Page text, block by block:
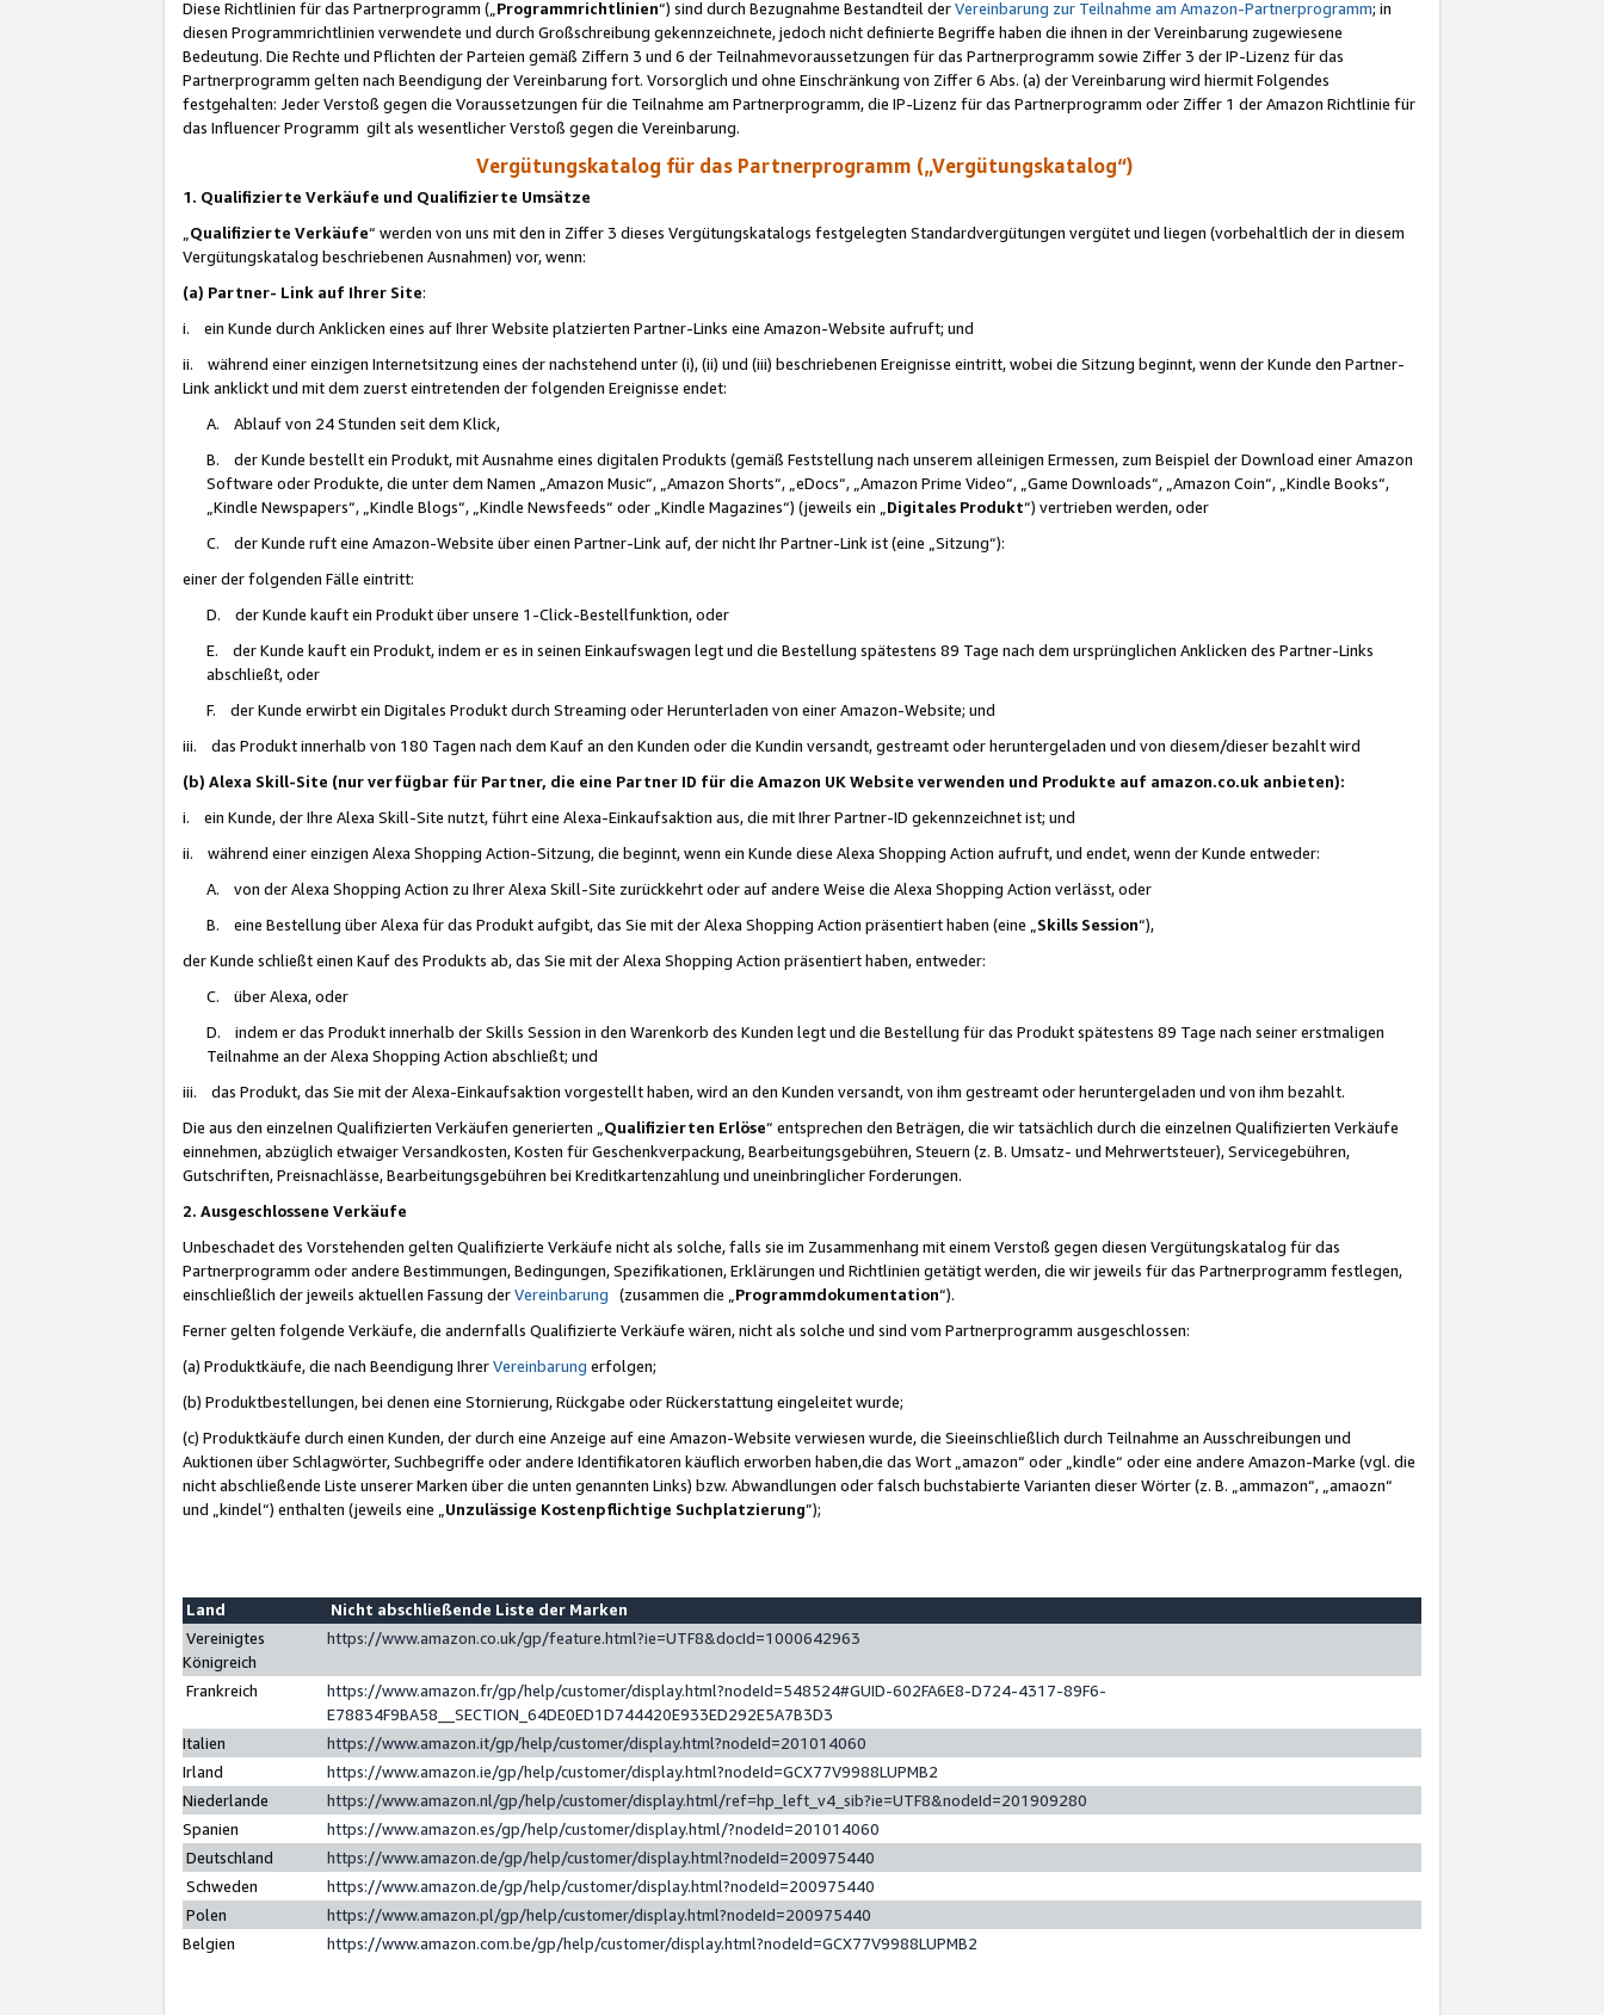
Diese Richtlinien für das Partnerprogramm („Programmrichtlinien“) sind durch Bezugnahme Bestandteil derVereinbarung zur Teilnahme am Amazon-Partnerprogramm; in
diesen Programmrichtlinien verwendete und durch Großschreibung gekennzeichnete, jedoch nicht definierte Begriffe haben die ihnen in der Vereinbarung zugewiesene
Bedeutung. Die Rechte und Pflichten der Parteien gemäß Ziffern 3 und 6 der Teilnahmevoraussetzungen für das Partnerprogramm sowie Ziffer 3 der IP-Lizenz für das
Partnerprogramm gelten nach Beendigung der Vereinbarung fort. Vorsorglich und ohne Einschränkung von Ziffer 6 Abs. (a) der Vereinbarung wird hiermit Folgendes
festgehalten: Jeder Verstoß gegen die Voraussetzungen für die Teilnahme am Partnerprogramm, die IP-Lizenz für das Partnerprogramm oder Ziffer 1 der Amazon Richtlinie für
das Influencer Programm gilt als wesentlicher Verstoß gegen die Vereinbarung.
Vergütungskatalog für das Partnerprogramm („Vergütungskatalog“)
1. Qualifizierte Verkäufe und Qualifizierte Umsätze
Qualifizierte Verkäufe“ werden von uns mit den in Ziffer 3 dieses Vergütungskatalogs festgelegten Standardvergütungen vergütet und liegen (vorbehaltlich der in diesem
Vergütungskatalog beschriebenen Ausnahmen) vor, wenn:
(a) Partner- Link auf Ihrer Site:
i. ein Kunde durch Anklicken eines auf Ihrer Website platzierten Partner-Links eine Amazon-Website aufruft; und
ii. während einer einzigen Internetsitzung eines der nachstehend unter (i), (ii) und (iii) beschriebenen Ereignisse eintritt, wobei die Sitzung beginnt, wenn der Kunde den Partner-
Link anklickt und mit dem zuerst eintretenden der folgenden Ereignisse endet:
A. Ablauf von 24 Stunden seit dem Klick,
B. der Kunde bestellt ein Produkt, mit Ausnahme eines digitalen Produkts (gemäß Feststellung nach unserem alleinigen Ermessen, zum Beispiel der Download einer Amazon
Software oder Produkte, die unter dem Namen „Amazon Music“, „Amazon Shorts“, „eDocs“, „Amazon Prime Video“, „Game Downloads“, „Amazon Coin“, „Kindle Books“,
„Kindle Newspapers“, „Kindle Blogs“, „Kindle Newsfeeds“ oder „Kindle Magazines“) (jeweils ein „ Digitales Produkt“) vertrieben werden, oder
C. der Kunde ruft eine Amazon-Website über einen Partner-Link auf, der nicht Ihr Partner-Link ist (eine „Sitzung“):
einer der folgenden Fälle eintritt:
D. der Kunde kauft ein Produkt über unsere 1-Click-Bestellfunktion, oder
E. der Kunde kauft ein Produkt, indem er es in seinen Einkaufswagen legt und die Bestellung spätestens 89 Tage nach dem ursprünglichen Anklicken des Partner-Links
abschließt, oder
F. der Kunde erwirbt ein Digitales Produkt durch Streaming oder Herunterladen von einer Amazon-Website; und
iii. das Produkt innerhalb von 180 Tagen nach dem Kauf an den Kunden oder die Kundin versandt, gestreamt oder heruntergeladen und von diesem/dieser bezahlt wird
(b) Alexa Skill-Site (nur verfügbar für Partner, die eine Partner ID für die Amazon UK Website verwenden und Produkte auf amazon.co.uk anbieten):
i. ein Kunde, der Ihre Alexa Skill-Site nutzt, führt eine Alexa-Einkaufsaktion aus, die mit Ihrer Partner-ID gekennzeichnet ist; und
ii. während einer einzigen Alexa Shopping Action-Sitzung, die beginnt, wenn ein Kunde diese Alexa Shopping Action aufruft, und endet, wenn der Kunde entweder:
A. von der Alexa Shopping Action zu Ihrer Alexa Skill-Site zurückkehrt oder auf andere Weise die Alexa Shopping Action verlässt, oder
B. eine Bestellung über Alexa für das Produkt aufgibt, das Sie mit der Alexa Shopping Action präsentiert haben (eine „ Skills Session“),
der Kunde schließt einen Kauf des Produkts ab, das Sie mit der Alexa Shopping Action präsentiert haben, entweder:
C. über Alexa, oder
D. indem er das Produkt innerhalb der Skills Session in den Warenkorb des Kunden legt und die Bestellung für das Produkt spätestens 89 Tage nach seiner erstmaligen
Teilnahme an der Alexa Shopping Action abschließt; und
iii. das Produkt, das Sie mit der Alexa-Einkaufsaktion vorgestellt haben, wird an den Kunden versandt, von ihm gestreamt oder heruntergeladen und von ihm bezahlt.
Die aus den einzelnen Qualifizierten Verkäufen generierten „ Qualifizierten Erlöse“ entsprechen den Beträgen, die wir tatsächlich durch die einzelnen Qualifizierten Verkäufe
einnehmen, abzüglich etwaiger Versandkosten, Kosten für Geschenkverpackung, Bearbeitungsgebühren, Steuern (z. B. Umsatz- und Mehrwertsteuer), Servicegebühren,
Gutschriften, Preisnachlässe, Bearbeitungsgebühren bei Kreditkartenzahlung und uneinbringlicher Forderungen.
2. Ausgeschlossene Verkäufe
Unbeschadet des Vorstehenden gelten Qualifizierte Verkäufe nicht als solche, falls sie im Zusammenhang mit einem Verstoß gegen diesen Vergütungskatalog für das
Partnerprogramm oder andere Bestimmungen, Bedingungen, Spezifikationen, Erklärungen und Richtlinien getätigt werden, die wir jeweils für das Partnerprogramm festlegen,
einschließlich der jeweils aktuellen Fassung derVereinbarung (zusammen die „ Programmdokumentation“).
Ferner gelten folgende Verkäufe, die andernfalls Qualifizierte Verkäufe wären, nicht als solche und sind vom Partnerprogramm ausgeschlossen:
(a) Produktkäufe, die nach Beendigung IhrerVereinbarung erfolgen;
(b) Produktbestellungen, bei denen eine Stornierung, Rückgabe oder Rückerstattung eingeleitet wurde;
(c) Produktkäufe durch einen Kunden, der durch eine Anzeige auf eine Amazon-Website verwiesen wurde, die Sieeinschließlich durch Teilnahme an Ausschreibungen und
Auktionen über Schlagwörter, Suchbegriffe oder andere Identifikatoren käuflich erworben haben,die das Wort „amazon“ oder „kindle“ oder eine andere Amazon-Marke (vgl. die
nicht abschließende Liste unserer Marken über die unten genannten Links) bzw. Abwandlungen oder falsch buchstabierte Varianten dieser Wörter (z. B. „ammazon“, „amaozn“
und „kindel“) enthalten (jeweils eine „ Unzulässige Kostenpflichtige Suchplatzierung”);
Land
Nicht abschließende Liste der Marken
Vereinigtes
Königreich
https://www.amazon.co.uk/gp/feature.html?ie=UTF8&docId=1000642963
Frankreich
https://www.amazon.fr/gp/help/customer/display.html?nodeId=548524#GUID-602FA6E8-D724-4317-89F6-
E78834F9BA58__SECTION_64DE0ED1D744420E933ED292E5A7B3D3
Italien
https://www.amazon.it/gp/help/customer/display.html?nodeId=201014060
Irland
https://www.amazon.ie/gp/help/customer/display.html?nodeId=GCX77V9988LUPMB2
Niederlande
https://www.amazon.nl/gp/help/customer/display.html/ref=hp_left_v4_sib?ie=UTF8&nodeId=201909280
Spanien
https://www.amazon.es/gp/help/customer/display.html/?nodeId=201014060
Deutschland
https://www.amazon.de/gp/help/customer/display.html?nodeId=200975440
Schweden
https://www.amazon.de/gp/help/customer/display.html?nodeId=200975440
Polen
https://www.amazon.pl/gp/help/customer/display.html?nodeId=200975440
Belgien
https://www.amazon.com.be/gp/help/customer/display.html?nodeId=GCX77V9988LUPMB2